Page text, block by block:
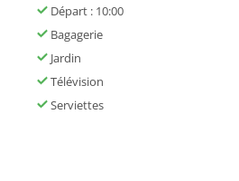
Départ : 10:00
Bagagerie
Jardin
Télévision
Serviettes